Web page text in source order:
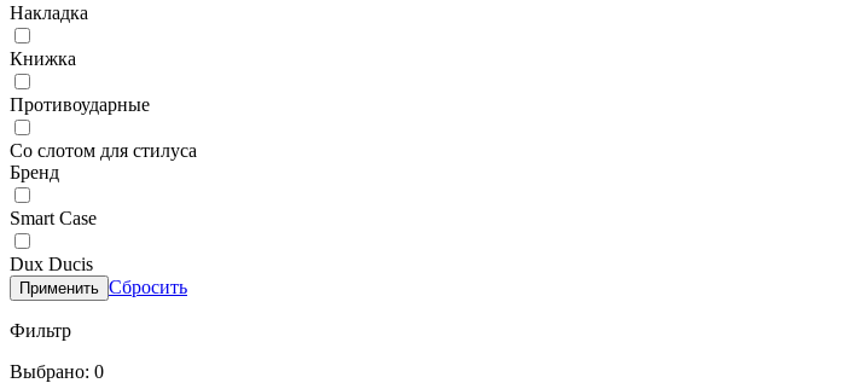
Накладка
Книжка
Противоударные
Со слотом для стилуса
Бренд
Smart Case
Dux Ducis
Применить Сбросить
Фильтр
Выбрано: 0